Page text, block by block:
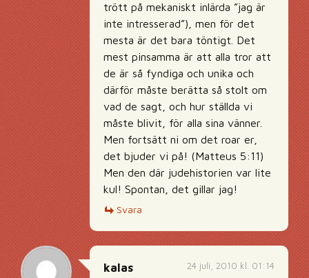
trött på mekaniskt inlärda ”jag är
inte intresserad”), men för det
mesta är det bara töntigt. Det
mest pinsamma är att alla tror att
de är så fyndiga och unika och
därför måste berätta så stolt om
vad de sagt, och hur ställda vi
måste blivit, för alla sina vänner.
Men fortsätt ni om det roar er,
det bjuder vi på! (Matteus 5:11)
Men den där judehistorien var lite
kul! Spontan, det gillar jag!
Svara
24 juli, 2010 kl. 01:14
kalas